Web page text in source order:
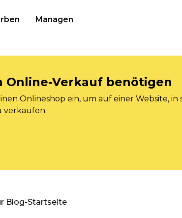
Managen
Online-Verkauf benötigen
Onlineshop ein, um auf einer Website, in
verkaufen.
Blog-Startseite